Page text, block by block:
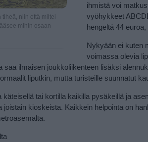
niin että miltei
mihin osaan
ihmistä voi
vyöhykkeet
hengeltä 44
Nykyään ei kuten
voimassa olevia
saa ilmaisen joukkoliikenteen lisäksi
liputkin, mutta turisteille suunnatut
käteisellä tai kortilla kaikilla pysäkeillä ja
joistain kioskeista. Kaikkein helpointa on